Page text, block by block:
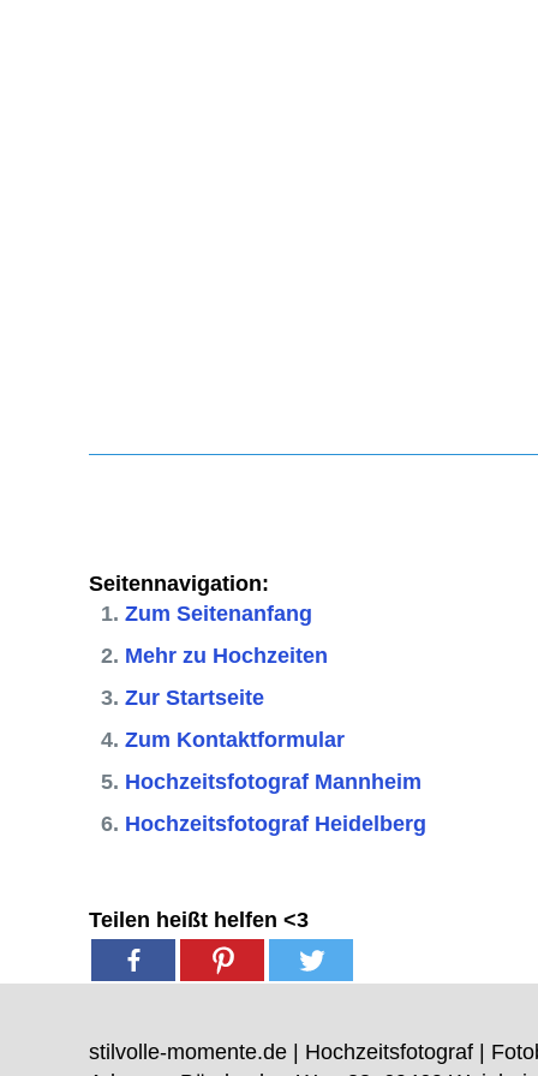
Seitennavigation:
Zum Seitenanfang
Mehr zu Hochzeiten
Zur Startseite
Zum Kontaktformular
Hochzeitsfotograf Mannheim
Hochzeitsfotograf Heidelberg
Teilen heißt helfen <3
stilvolle-momente.de | Hochzeitsfotograf |